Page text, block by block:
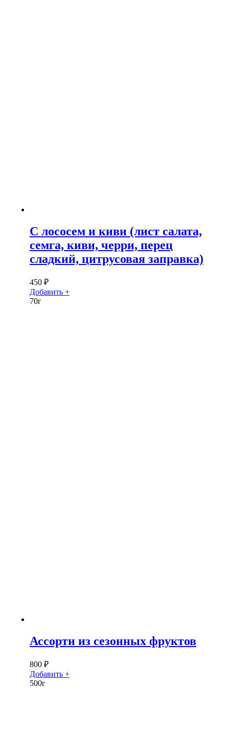
С лососем и киви (лист салата,
семга, киви, черри, перец
сладкий, цитрусовая заправка)
450 ₽
Добавить +
70г
Ассорти из сезонных фруктов
800 ₽
Добавить +
500г